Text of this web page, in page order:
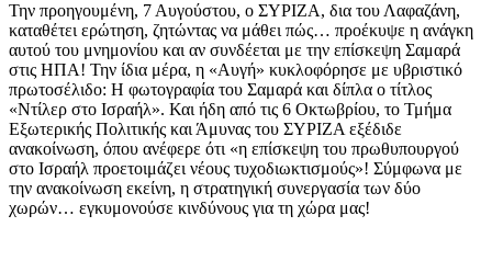
Την προηγουμένη, 7 Αυγούστου, ο ΣΥΡΙΖΑ, δια του Λαφαζάνη,
καταθέτει ερώτηση, ζητώντας να μάθει πώς… προέκυψε η ανάγκη
αυτού του μνημονίου και αν συνδέεται με την επίσκεψη Σαμαρά
στις ΗΠΑ! Την ίδια μέρα, η «Αυγή» κυκλοφόρησε με υβριστικό
πρωτοσέλιδο: Η φωτογραφία του Σαμαρά και δίπλα ο τίτλος
«Ντίλερ στο Ισραήλ». Και ήδη από τις 6 Οκτωβρίου, το Τμήμα
Εξωτερικής Πολιτικής και Άμυνας του ΣΥΡΙΖΑ εξέδιδε
ανακοίνωση, όπου ανέφερε ότι «η επίσκεψη του πρωθυπουργού
στο Ισραήλ προετοιμάζει νέους τυχοδιωκτισμούς»! Σύμφωνα με
την ανακοίνωση εκείνη, η στρατηγική συνεργασία των δύο
χωρών… εγκυμονούσε κινδύνους για τη χώρα μας!